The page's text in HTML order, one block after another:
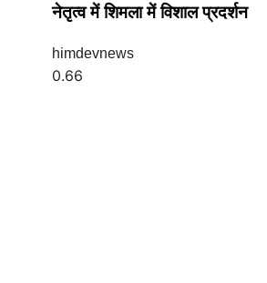
नेतृत्व में शिमला में विशाल प्रदर्शन
himdevnews